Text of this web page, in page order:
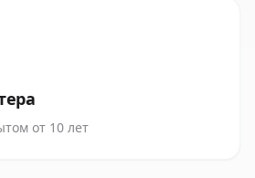
от 10 лет